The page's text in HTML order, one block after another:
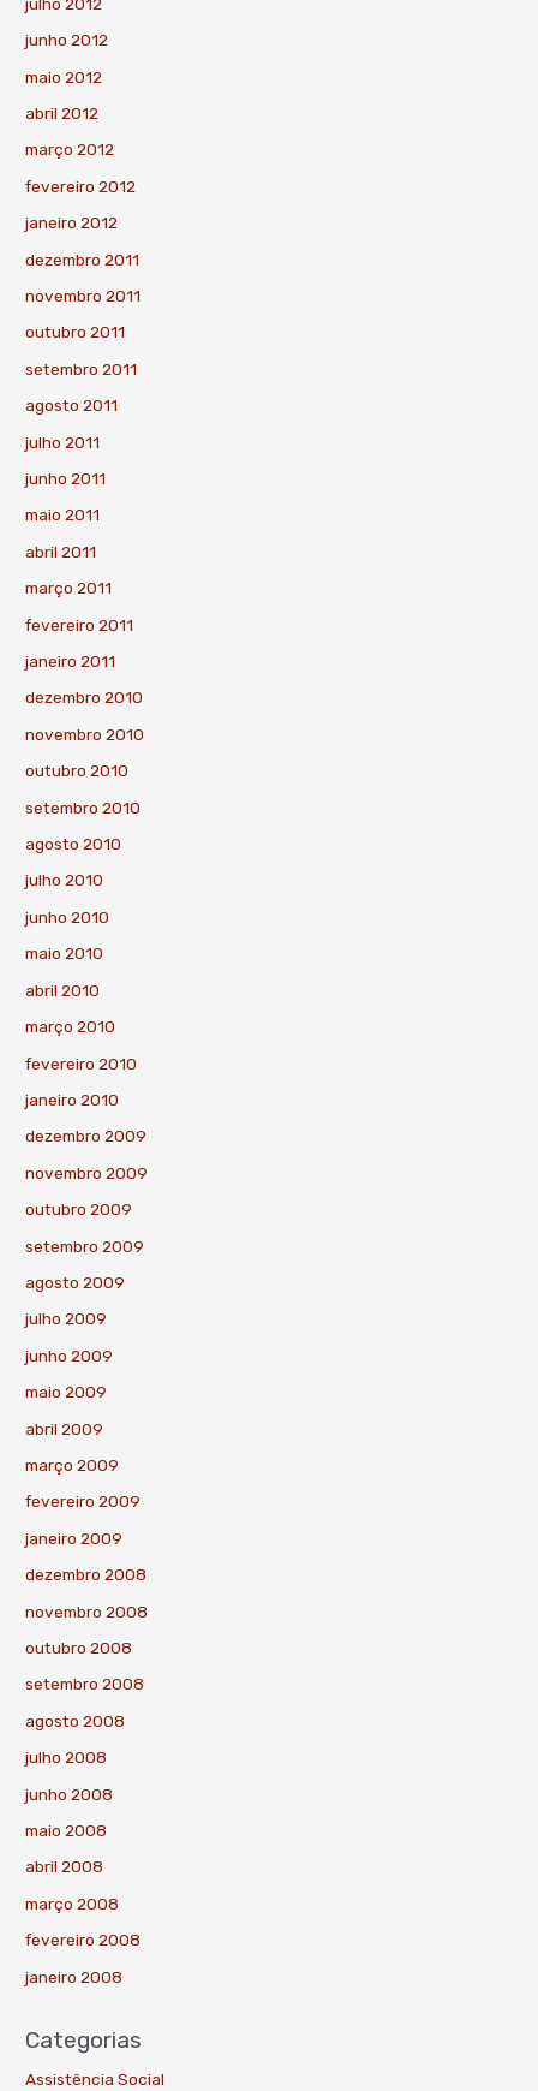
junho 2012
maio 2012
abril 2012
março 2012
fevereiro 2012
janeiro 2012
dezembro 2011
novembro 2011
outubro 2011
setembro 2011
agosto 2011
julho 2011
junho 2011
maio 2011
abril 2011
março 2011
fevereiro 2011
janeiro 2011
dezembro 2010
novembro 2010
outubro 2010
setembro 2010
agosto 2010
julho 2010
junho 2010
maio 2010
abril 2010
março 2010
fevereiro 2010
janeiro 2010
dezembro 2009
novembro 2009
outubro 2009
setembro 2009
agosto 2009
julho 2009
junho 2009
maio 2009
abril 2009
março 2009
fevereiro 2009
janeiro 2009
dezembro 2008
novembro 2008
outubro 2008
setembro 2008
agosto 2008
julho 2008
junho 2008
maio 2008
abril 2008
março 2008
fevereiro 2008
janeiro 2008
Categorias
Assistência Social